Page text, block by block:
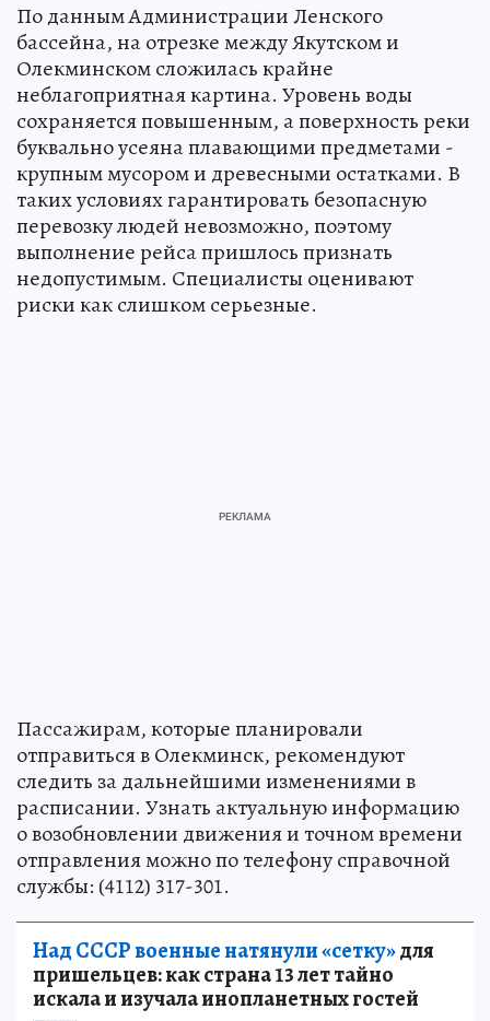
По данным Администрации Ленского
бассейна, на отрезке между Якутском и
Олекминском сложилась крайне
неблагоприятная картина. Уровень воды
сохраняется повышенным, а поверхность реки
буквально усеяна плавающими предметами -
крупным мусором и древесными остатками. В
таких условиях гарантировать безопасную
перевозку людей невозможно, поэтому
выполнение рейса пришлось признать
недопустимым. Специалисты оценивают
риски как слишком серьезные.
Пассажирам, которые планировали
отправиться в Олекминск, рекомендуют
следить за дальнейшими изменениями в
расписании. Узнать актуальную информацию
о возобновлении движения и точном времени
отправления можно по телефону справочной
службы: (4112) 317-301.
Над СССР военные натянули «сетку»для
пришельцев: как страна 13 лет тайно
искала и изучала инопланетных гостей